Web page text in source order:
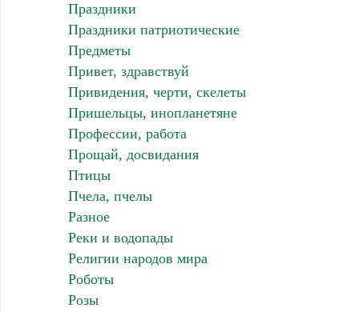
Праздники
Праздники патриотические
Предметы
Привет, здравствуй
Привидения, черти, скелеты
Пришельцы, инопланетяне
Профессии, работа
Прощай, досвидания
Птицы
Пчела, пчелы
Разное
Реки и водопады
Религии народов мира
Роботы
Розы